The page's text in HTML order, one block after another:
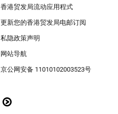
香港贸发局流动应用程式
更新您的香港贸发局电邮订阅
私隐政策声明
网站导航
京公网安备 11010102003523号